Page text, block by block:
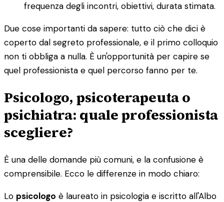
frequenza degli incontri, obiettivi, durata stimata.
Due cose importanti da sapere: tutto ciò che dici è
coperto dal segreto professionale, e il primo colloquio
non ti obbliga a nulla. È un'opportunità per capire se
quel professionista e quel percorso fanno per te.
Psicologo, psicoterapeuta o
psichiatra: quale professionista
scegliere?
È una delle domande più comuni, e la confusione è
comprensibile. Ecco le differenze in modo chiaro:
Lo psicologo è laureato in psicologia e iscritto all'Albo